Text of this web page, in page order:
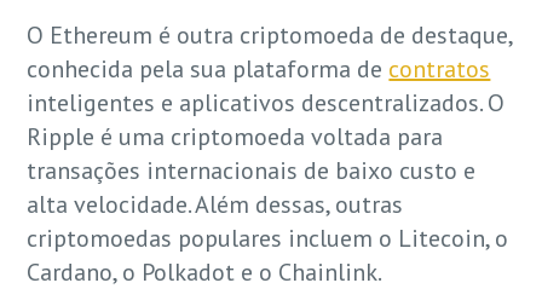
O Ethereum é outra criptomoeda de destaque,
conhecida pela sua plataforma de contratos
inteligentes e aplicativos descentralizados. O
Ripple é uma criptomoeda voltada para
transações internacionais de baixo custo e
alta velocidade. Além dessas, outras
criptomoedas populares incluem o Litecoin, o
Cardano, o Polkadot e o Chainlink.